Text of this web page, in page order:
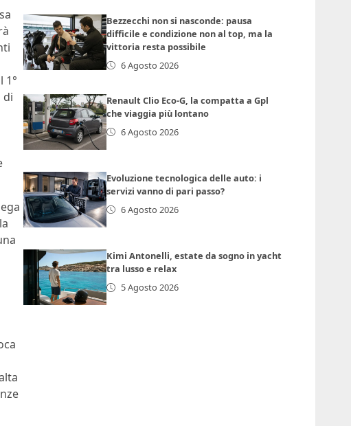
1°
di
Bezzecchi non si nasconde: pausa
difficile e condizione non al top, ma la
vittoria resta possibile
6 Agosto 2026
Renault Clio Eco-G, la compatta a Gpl
che viaggia più lontano
6 Agosto 2026
Evoluzione tecnologica delle auto: i
servizi vanno di pari passo?
6 Agosto 2026
Kimi Antonelli, estate da sogno in yacht
tra lusso e relax
5 Agosto 2026